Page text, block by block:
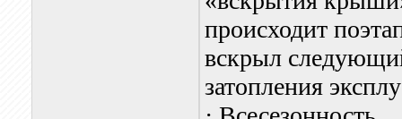
происходит
вскрыл
затопления